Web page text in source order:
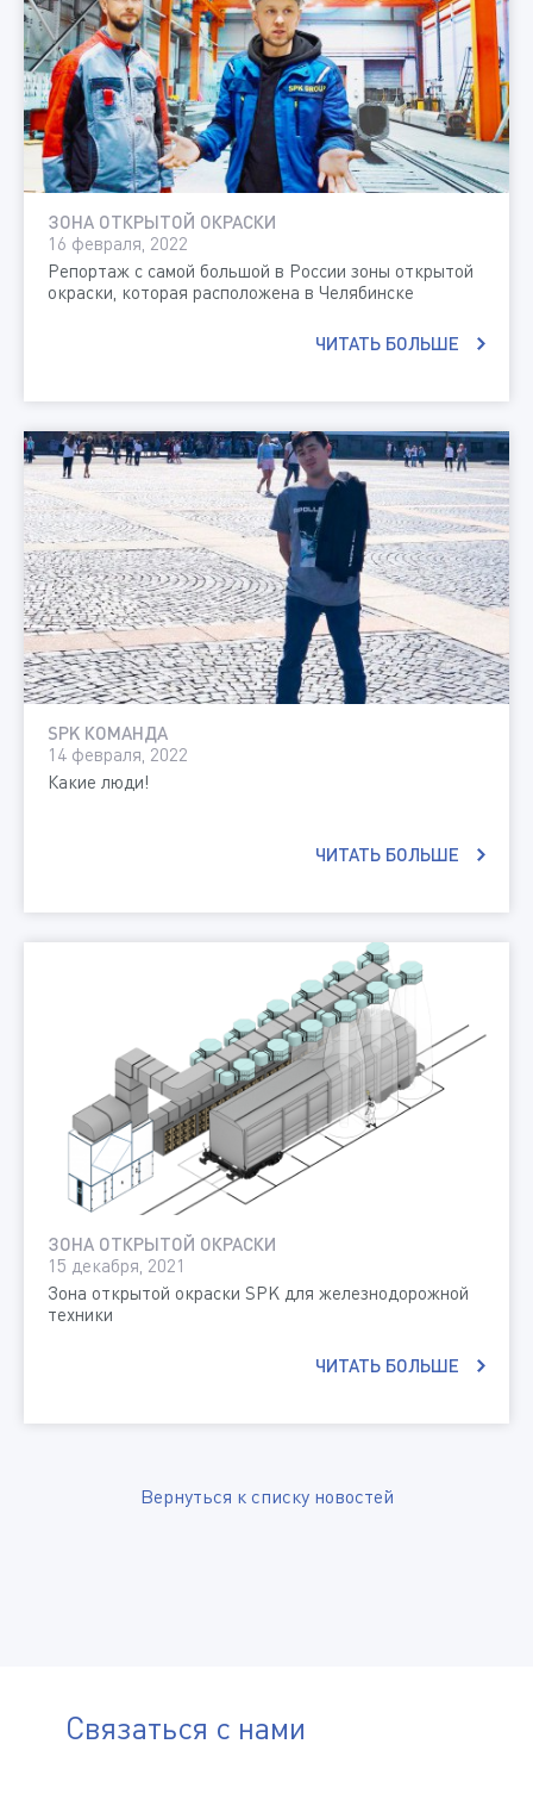
ЗОНА ОТКРЫТОЙ ОКРАСКИ
16 февраля, 2022
Репортаж с самой большой в России зоны открытой
окраски, которая расположена в Челябинске
ЧИТАТЬ БОЛЬШЕ
SPK КОМАНДА
14 февраля, 2022
Какие люди!
ЧИТАТЬ БОЛЬШЕ
ЗОНА ОТКРЫТОЙ ОКРАСКИ
15 декабря, 2021
Зона открытой окраски SPK для железнодорожной
техники
ЧИТАТЬ БОЛЬШЕ
Вернуться к списку новостей
Связаться с нами